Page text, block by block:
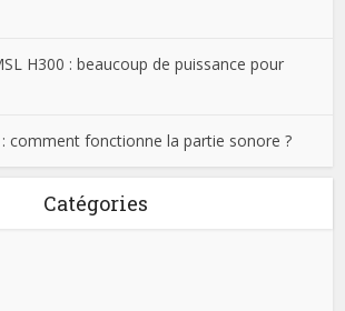
H300 : beaucoup de puissance pour
comment fonctionne la partie sonore ?
Catégories